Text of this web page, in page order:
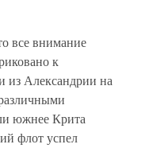
все внимание
к
из Александрии на
южнее Крита
флот успел